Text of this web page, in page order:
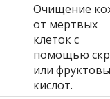
Очищение
от мертвых
клеток с
помощью
или
кислот.